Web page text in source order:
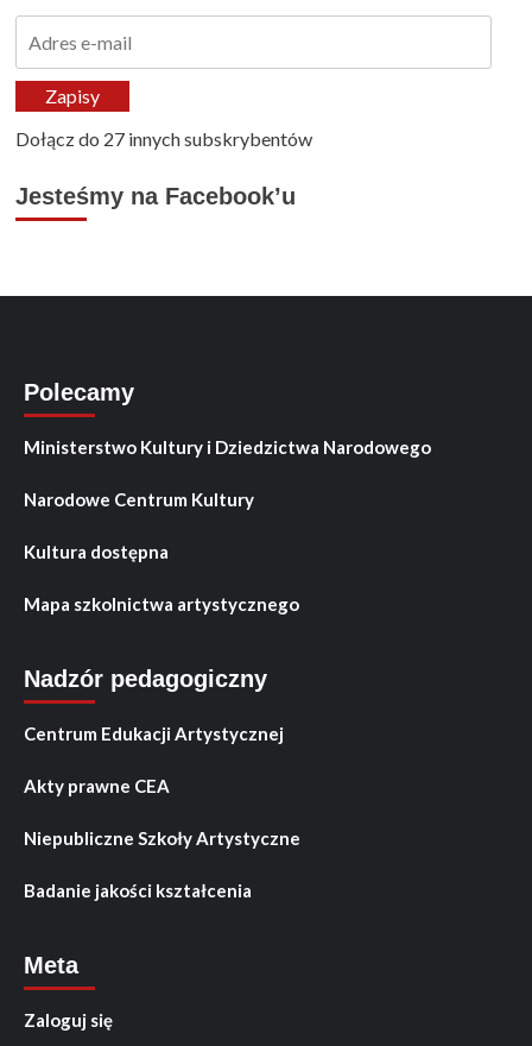
mailZapisy
Dołącz do 27 innych subskrybentów
Jesteśmy na Facebook’u
Polecamy
Ministerstwo Kultury i Dziedzictwa Narodowego
Narodowe Centrum Kultury
Kultura dostępna
Mapa szkolnictwa artystycznego
Nadzór pedagogiczny
Centrum Edukacji Artystycznej
Akty prawne CEA
Niepubliczne Szkoły Artystyczne
Badanie jakości kształcenia
Meta
Zaloguj się